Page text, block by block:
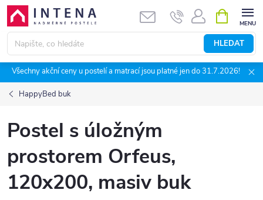
Přejít
obsah
HLEDAT
NÁKUPNÍ
KOŠÍK
Všechny akční ceny u postelí a matrací jsou platné jen do 31.7.2026!
HappyBed buk
Postel s úložným
prostorem Orfeus,
120x200, masiv buk